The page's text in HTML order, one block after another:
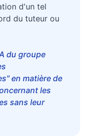
d'un tel
du tuteur ou
du groupe
en matière de
les
sans leur